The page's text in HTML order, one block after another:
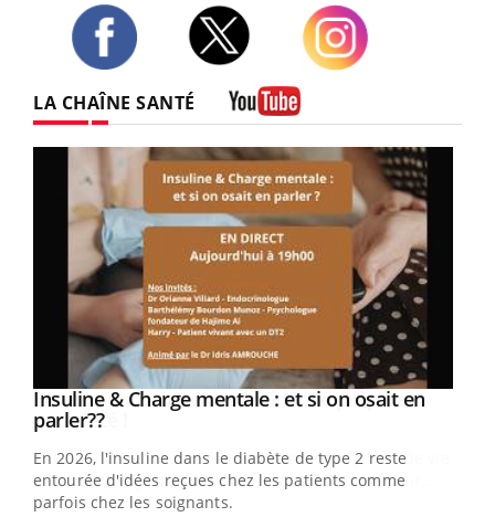
LA CHAÎNE SANTÉ
Youtube
Insuline & Charge mentale : et si on osait en
parler??Youtube
En 2026, l'insuline dans le diabète de type 2 reste
entourée d'idées reçues chez les patients comme
parfois chez les soignants.
Youtube
Eczéma Chronique des Mains : se préparer
pour l’été ! Youtube
L'été arrive… et avec lui, un tout nouveau rythme de vie !
Vacances, plage, piscine, soleil, activités en plein air…
Nos mains sont ...